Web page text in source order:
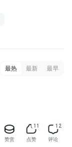
最热 最新 最早
赞赏
11
点赞
12
评论